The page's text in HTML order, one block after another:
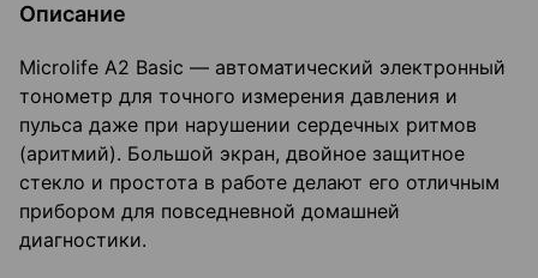
Описание
Microlife A2 Basic — автоматический электронный
тонометр для точного измерения давления и
пульса даже при нарушении сердечных ритмов
(аритмий). Большой экран, двойное защитное
стекло и простота в работе делают его отличным
прибором для повседневной домашней
диагностики.